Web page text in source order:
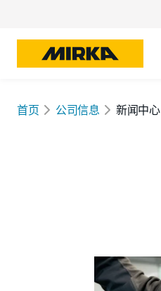
首页 公司信息 新闻中心